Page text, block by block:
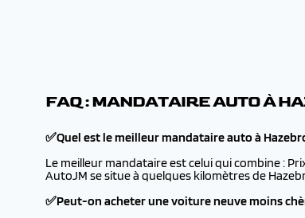
FAQ : MANDATAIRE AUTO À
✅Quel est le meilleur mandataire auto à
Le meilleur mandataire est celui qui combine :
AutoJM se situe à quelques kilomètres de
✅Peut-on acheter une voiture neuve moins